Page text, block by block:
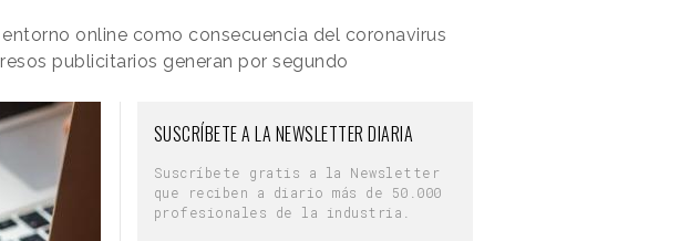
online como consecuencia del coronavirus
publicitarios generan por segundo
SUSCRÍBETE A LA NEWSLETTER DIARIA
Suscríbete gratis a la Newsletter
que reciben a diario más de 50.000
profesionales de la industria.